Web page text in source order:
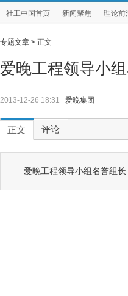
社工中国首页 新闻聚焦 理论前
专题文章 > 正文
爱晚工程领导小
2013-12-26 18:31 爱晚集团
正文 评论
爱晚工程领导小组名誉组长